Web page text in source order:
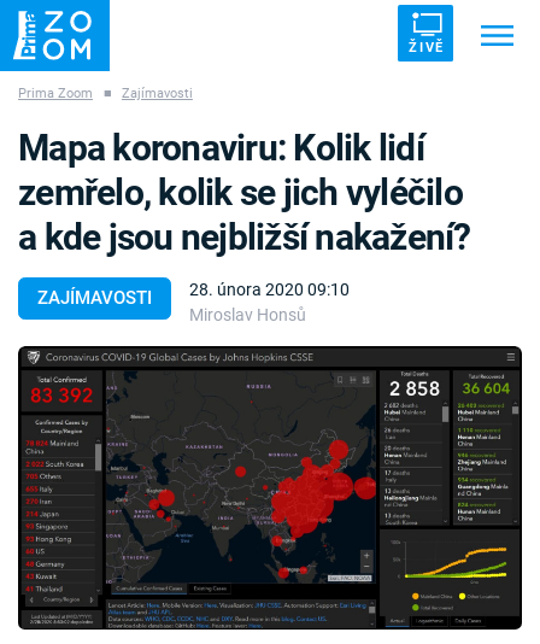
ŽIVĚ
ZÁHADY VETŘELCI DÁVNOVĚKU
Témata
Témata
Pořady
TV Program
Časopis
Sledujte prima+
Prima Zoom ■ Zajímavosti
ZAJÍMAVOSTI
28. února 2020 09:10
Miroslav Honsů
Mapa koronaviru: Kolik lidí
zemřelo, kolik se jich vyléčilo
a kde jsou nejbližší nakažení?